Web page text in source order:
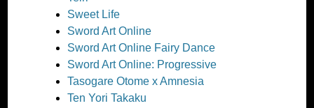
Sweet Life
Sword Art Online
Sword Art Online Fairy Dance
Sword Art Online: Progressive
Tasogare Otome x Amnesia
Ten Yori Takaku